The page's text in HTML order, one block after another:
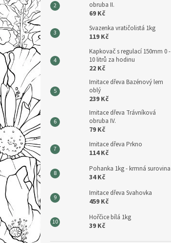
obruba II.
69 Kč
Svazenka vratičolistá 1kg
119 Kč
Kapkovač s regulací 150mm 0 -
10 litrů za hodinu
22 Kč
Imitace dřeva Bazénový lem
oblý
239 Kč
Imitace dřeva Trávníková
obruba IV.
79 Kč
Imitace dřeva Prkno
114 Kč
Pohanka 1kg - krmná surovina
34 Kč
Imitace dřeva Svahovka
459 Kč
Hořčice bílá 1kg
39 Kč